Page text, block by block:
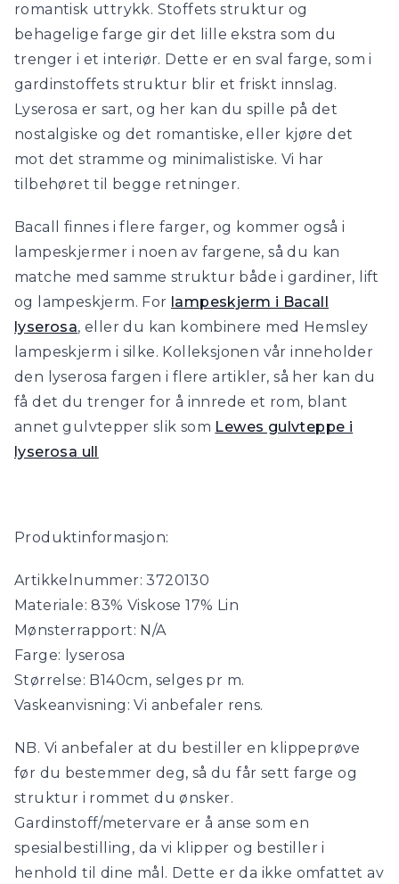
romantisk uttrykk. Stoffets struktur og
behagelige farge gir det lille ekstra som du
trenger i et interiør. Dette er en sval farge, som i
gardinstoffets struktur blir et friskt innslag.
Lyserosa er sart, og her kan du spille på det
nostalgiske og det romantiske, eller kjøre det
mot det stramme og minimalistiske. Vi har
tilbehøret til begge retninger.
Bacall finnes i flere farger, og kommer også i
lampeskjermer i noen av fargene, så du kan
matche med samme struktur både i gardiner, lift
og lampeskjerm. For lampeskjerm i Bacall
lyserosa, eller du kan kombinere med Hemsley
lampeskjerm i silke. Kolleksjonen vår inneholder
den lyserosa fargen i flere artikler, så her kan du
få det du trenger for å innrede et rom, blant
annet gulvtepper slik som Lewes gulvteppe i
lyserosa ull
Produktinformasjon:
Artikkelnummer: 3720130
Materiale: 83% Viskose 17% Lin
Mønsterrapport: N/A
Farge: lyserosa
Størrelse: B140cm, selges pr m.
Vaskeanvisning: Vi anbefaler rens.
NB. Vi anbefaler at du bestiller en klippeprøve
før du bestemmer deg, så du får sett farge og
struktur i rommet du ønsker.
Gardinstoff/metervare er å anse som en
spesialbestilling, da vi klipper og bestiller i
henhold til dine mål. Dette er da ikke omfattet av